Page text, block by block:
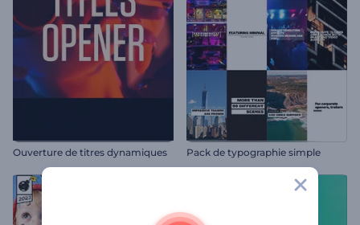
Ouverture de titres dynamiques Pack de typographie simple